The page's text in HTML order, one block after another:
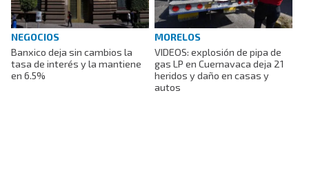
NEGOCIOS
Banxico deja sin cambios la
tasa de interés y la mantiene
en 6.5%
MORELOS
VIDEOS: explosión de pipa de
gas LP en Cuernavaca deja 21
heridos y daño en casas y
autos